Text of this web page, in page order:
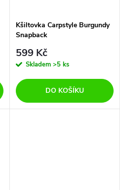
Kšiltovka Carpstyle Burgundy
Snapback
599 Kč
Skladem >5 ks
DO KOŠÍKU